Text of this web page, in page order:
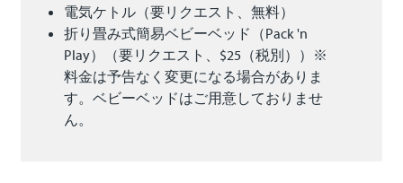
電気ケトル（要リクエスト、無料）
折り畳み式簡易ベビーベッド（Pack 'n
Play）（要リクエスト、$25（税別））※
料金は予告なく変更になる場合がありま
す。ベビーベッドはご用意しておりませ
ん。